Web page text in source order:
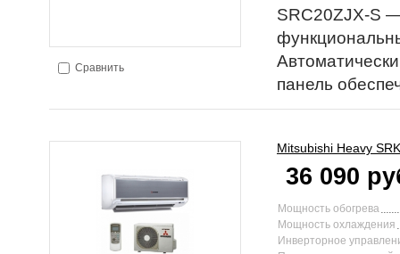
Сравнить
SRC20ZJX-S
панель
Mitsubishi Heavy
36 090
Мощность обогрева
Мощность охлаждения
Инверторное